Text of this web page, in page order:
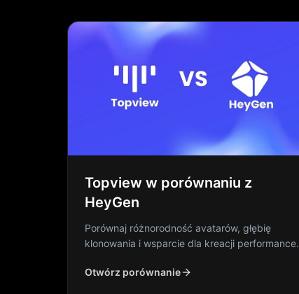
Topview w porównaniu z
HeyGen
Porównaj różnorodność avatarów, głębię
klonowania i wsparcie dla kreacji performance.
Otwórz porównanie